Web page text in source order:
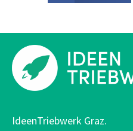
IdeenTriebwerk Graz.